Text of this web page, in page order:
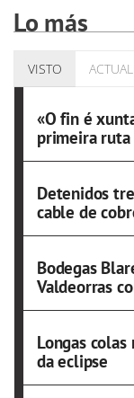
Lo más
VISTO ACTUAL
«O fin é
primeira ruta
Detenidos
cable de
Bodegas
Valdeorras
Longas
da eclipse